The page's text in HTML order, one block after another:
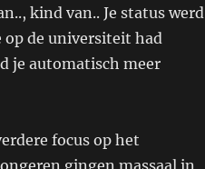
kind van.. Je status werd
op de universiteit had
je automatisch meer
focus op het